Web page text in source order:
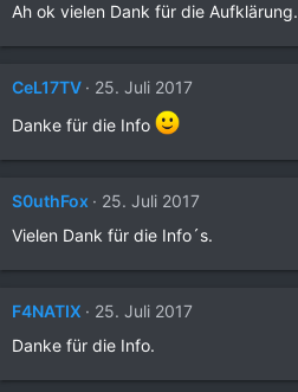
Ah ok vielen Dank für die Aufklärung.
CeL17TV 25. Juli 2017
Danke für die Info
S0uthFox 25. Juli 2017
Vielen Dank für die Info´s.
F4NATIX 25. Juli 2017
Danke für die Info.